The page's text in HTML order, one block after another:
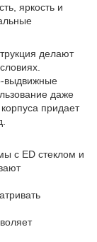
яркость и
делают
выдвижные
даже
придает
с ED стеклом и